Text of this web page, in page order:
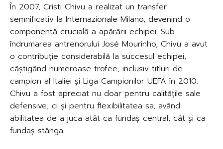
În 2007, Cristi Chivu a realizat un transfer
semnificativ la Internazionale Milano, devenind o
componentă crucială a apărării echipei. Sub
îndrumarea antrenorului José Mourinho, Chivu a avut
o contribuție considerabilă la succesul echipei,
câștigând numeroase trofee, inclusiv titluri de
campion al Italiei și Liga Campionilor UEFA în 2010.
Chivu a fost apreciat nu doar pentru calitățile sale
defensive, ci și pentru flexibilitatea sa, având
abilitatea de a juca atât ca fundaș central, cât și ca
fundaș stânga.